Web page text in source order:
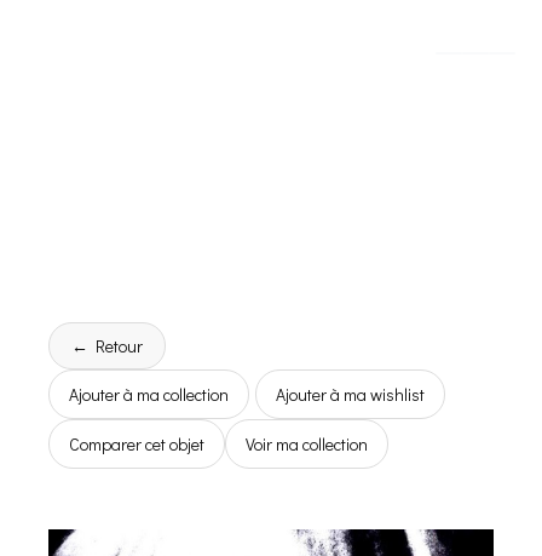
← Retour
Ajouter à ma collection Ajouter à ma wishlist
Comparer cet objet Voir ma collection